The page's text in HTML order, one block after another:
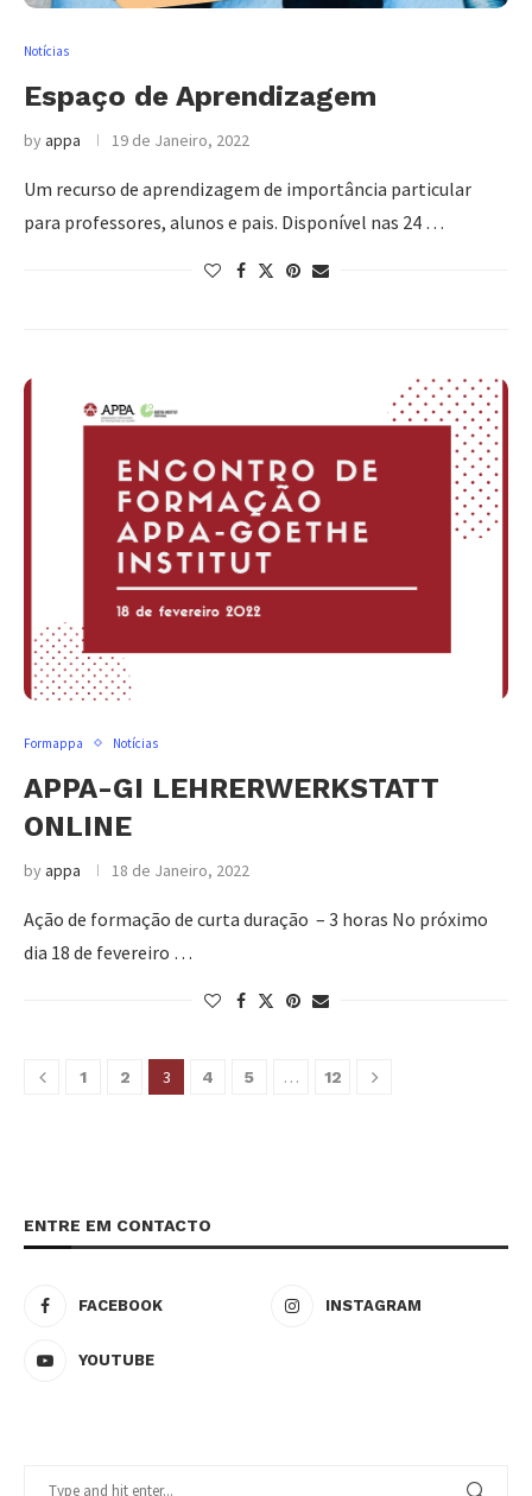
Notícias
Espaço de Aprendizagem
byappa 19 de Janeiro, 2022
Um recurso de aprendizagem de importância particular
para professores, alunos e pais. Disponível nas 24 …
Formappa Notícias
APPA-GI LEHRERWERKSTATT
ONLINE
byappa 18 de Janeiro, 2022
Ação de formação de curta duração – 3 horas No próximo
dia 18 de fevereiro …
1 2 3 4 5 … 12
ENTRE EM CONTACTO
FACEBOOK INSTAGRAM
YOUTUBE